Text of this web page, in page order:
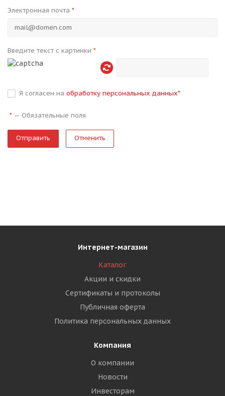
Электронная почта *
Введите текст с картинки *
Я согласен на обработку персональных данных*
* — Обязательные поля
Отменить
Интернет-магазин
Каталог
Акции и скидки
Сертификаты и протоколы
Публичная оферта
Политика персональных данных
Компания
О компании
Новости
Инвесторам